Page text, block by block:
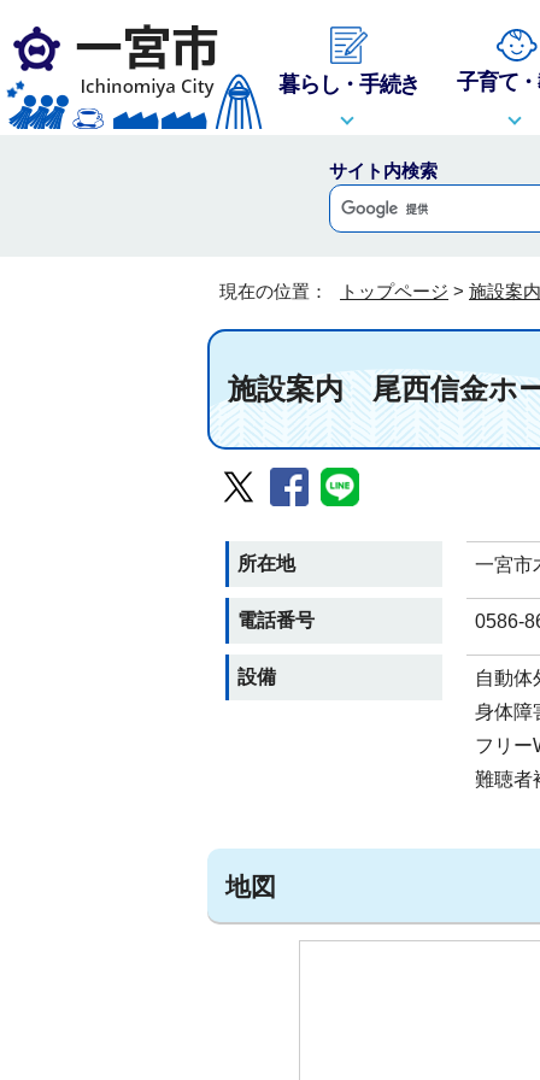
暮らし・手続き 子育て
サイト内検索
現在の位置： トップページ > 施設案内
施設案内尾西信金ホ
所在地 一宮市
電話番号 0586-
設備
自動体
身体障
フリー
難聴者
地図